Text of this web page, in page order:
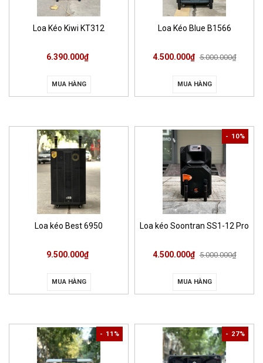
Loa Kéo Kiwi KT312
6.390.000₫
MUA HÀNG
Loa Kéo Blue B1566
4.500.000₫ 5.000.000₫
MUA HÀNG
Loa kéo Best 6950
9.500.000₫
MUA HÀNG
- 10%
Loa kéo Soontran SS1-12 Pro
4.500.000₫ 5.000.000₫
MUA HÀNG
- 11% - 27%